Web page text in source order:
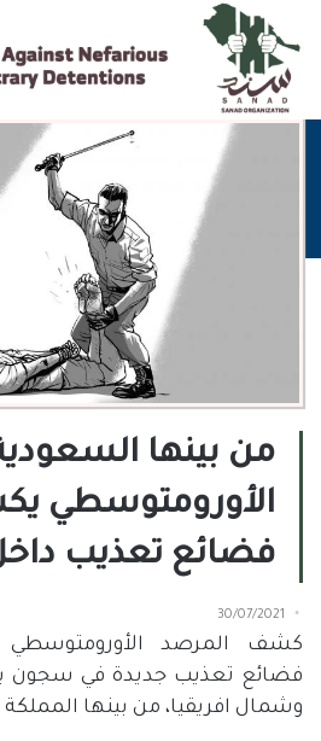
من بينها
الأورومتوسطي
فضائع تعذيب
30/07/2021
كشف المرصد
فضائع تعذيب جديدة في سجون
وشمال افريقيا، من بينها